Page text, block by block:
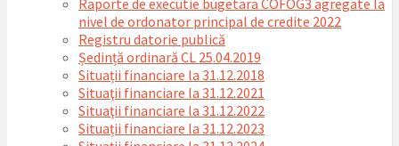
Raporte de executie bugetara COFOG3 agregate la
nivel de ordonator principal de credite 2022
Registru datorie publică
Ședință ordinară CL 25.04.2019
Situații financiare la 31.12.2018
Situaţii financiare la 31.12.2021
Situaţii financiare la 31.12.2022
Situații financiare la 31.12.2023